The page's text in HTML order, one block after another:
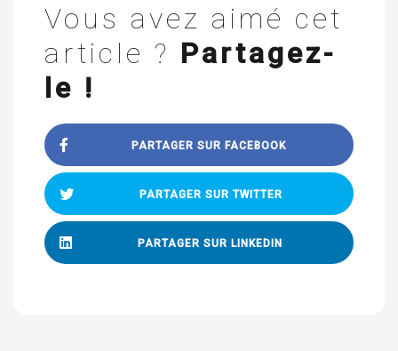
Vous avez aimé cet
article ? Partagez-
le !
PARTAGER SUR FACEBOOK
PARTAGER SUR TWITTER
PARTAGER SUR LINKEDIN